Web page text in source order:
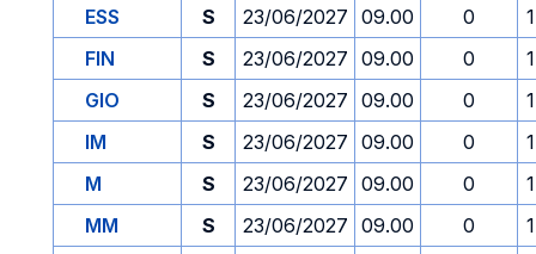
ESS
S 23/06/2027 09.00 0
FIN
S 23/06/2027 09.00 0
GIO
S 23/06/2027 09.00 0
IM
S 23/06/2027 09.00 0
M
S 23/06/2027 09.00 0
MM
S 23/06/2027 09.00 0